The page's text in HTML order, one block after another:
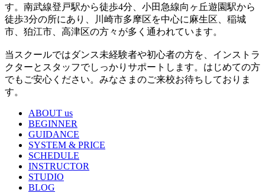
す。南武線登戸駅から徒歩4分、小田急線向ヶ丘遊園駅から
徒歩3分の所にあり、川崎市多摩区を中心に麻生区、稲城
市、狛江市、高津区の方々が多く通われています。
当スクールではダンス未経験者や初心者の方を、インストラ
クターとスタッフでしっかりサポートします。はじめての方
でもご安心ください。みなさまのご来校お待ちしておりま
す。
ABOUT us
BEGINNER
GUIDANCE
SYSTEM & PRICE
SCHEDULE
INSTRUCTOR
STUDIO
BLOG